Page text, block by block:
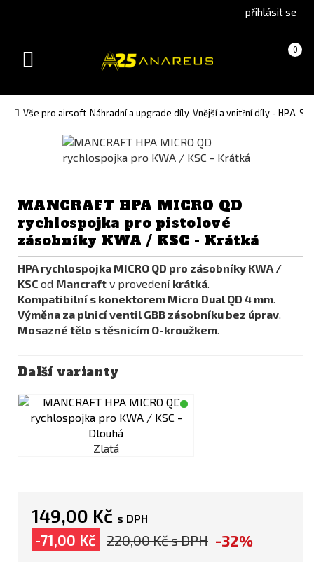
version(Slovak)
přihlásit se
Košík 0
(prázdný)
Toggle
Vše pro airsoft Náhradní a upgrade díly Vnější a vnitřní díly - HPA
MANCRAFT HPA MICRO QD
rychlospojka pro pistolové
zásobníky KWA / KSC - Krátká
HPA rychlospojka MICRO QD pro zásobníky KWA /
KSC od Mancraft v provedení krátká.
Kompatibilní s konektorem Micro Dual QD 4 mm.
Výměna za plnicí ventil GBB zásobníku bez úprav.
Mosazné tělo s těsnicím O-kroužkem.
Další varianty
Zlatá
149,00 Kč s DPH
-71,00 Kč 220,00 Kčs DPH -32%